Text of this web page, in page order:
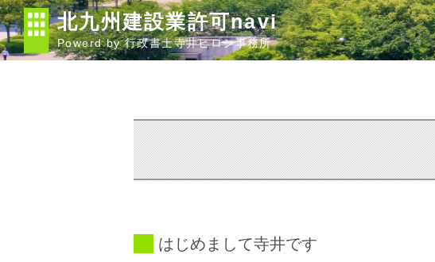
北九州建設業許可navi
Powerd by 行政書士寺井ヒロシ事務所
はじめまして寺井です